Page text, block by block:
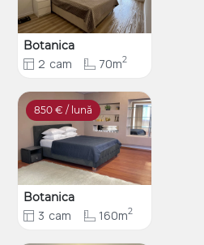
Botanica
2 cam 70m2
850 € / lună
Botanica
3 cam 160m2